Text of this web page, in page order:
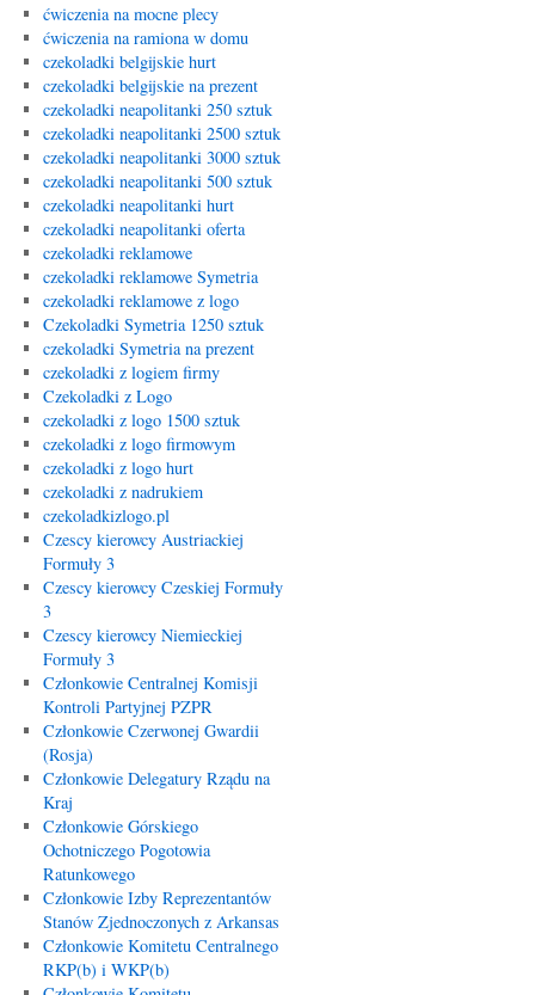
ćwiczenia na mocne plecy
ćwiczenia na ramiona w domu
czekoladki belgijskie hurt
czekoladki belgijskie na prezent
czekoladki neapolitanki 250 sztuk
czekoladki neapolitanki 2500 sztuk
czekoladki neapolitanki 3000 sztuk
czekoladki neapolitanki 500 sztuk
czekoladki neapolitanki hurt
czekoladki neapolitanki oferta
czekoladki reklamowe
czekoladki reklamowe Symetria
czekoladki reklamowe z logo
Czekoladki Symetria 1250 sztuk
czekoladki Symetria na prezent
czekoladki z logiem firmy
Czekoladki z Logo
czekoladki z logo 1500 sztuk
czekoladki z logo firmowym
czekoladki z logo hurt
czekoladki z nadrukiem
czekoladkizlogo.pl
Czescy kierowcy Austriackiej
Formuły 3
Czescy kierowcy Czeskiej Formuły
3
Czescy kierowcy Niemieckiej
Formuły 3
Członkowie Centralnej Komisji
Kontroli Partyjnej PZPR
Członkowie Czerwonej Gwardii
(Rosja)
Członkowie Delegatury Rządu na
Kraj
Członkowie Górskiego
Ochotniczego Pogotowia
Ratunkowego
Członkowie Izby Reprezentantów
Stanów Zjednoczonych z Arkansas
Członkowie Komitetu Centralnego
RKP(b) i WKP(b)